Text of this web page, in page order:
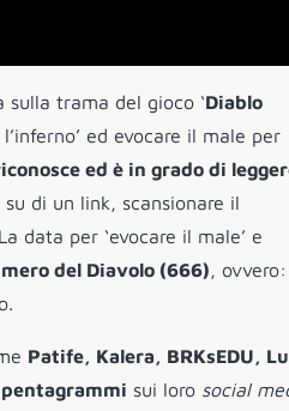
trama del gioco ‘Diablo
ed evocare il male per
ed è in grado di
di un link, scansionare il
data per ‘evocare il male’ e
del Diavolo (666),
Patife, Kalera, BRKsEDU,
sui loro social